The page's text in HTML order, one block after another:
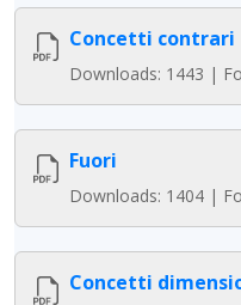
Concetti contrari
Downloads: 1443 |
Fuori
Downloads: 1404 |
Concetti